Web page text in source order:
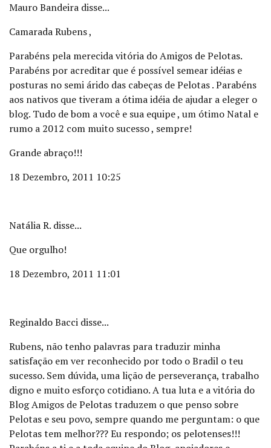
Mauro Bandeira disse...
Camarada Rubens ,
Parabéns pela merecida vitória do Amigos de Pelotas.
Parabéns por acreditar que é possível semear idéias e
posturas no semi árido das cabeças de Pelotas . Parabéns
aos nativos que tiveram a ótima idéia de ajudar a eleger o
blog. Tudo de bom a você e sua equipe , um ótimo Natal e
rumo a 2012 com muito sucesso , sempre!
Grande abraço!!!
18 Dezembro, 2011 10:25
Natália R. disse...
Que orgulho!
18 Dezembro, 2011 11:01
Reginaldo Bacci disse...
Rubens, não tenho palavras para traduzir minha
satisfação em ver reconhecido por todo o Bradil o teu
sucesso. Sem dúvida, uma lição de perseverança, trabalho
digno e muito esforço cotidiano. A tua luta e a vitória do
Blog Amigos de Pelotas traduzem o que penso sobre
Pelotas e seu povo, sempre quando me perguntam: o que
Pelotas tem melhor??? Eu respondo; os pelotenses!!!